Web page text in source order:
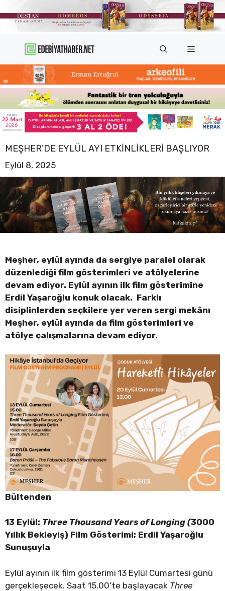
atla
Menü
MEŞHER’DE EYLÜL AYI ETKINLIKLERI BAŞLIYOR
Eylül 8, 2025
Meşher, eylül ayında da sergiye paralel olarak
düzenlediği film gösterimleri ve atölyelerine
devam ediyor. Eylül ayının ilk film gösterimine
Erdil Yaşaroğlu konuk olacak. Farklı
disiplinlerden seçkilere yer veren sergi mekânı
Meşher, eylül ayında da film gösterimleri ve
atölye çalışmalarına devam ediyor.
Bültenden
13 Eylül: Three Thousand Years of Longing (3000
Yıllık Bekleyiş) Film Gösterimi; Erdil Yaşaroğlu
Sunuşuyla
Eylül ayının ilk film gösterimi 13 Eylül Cumartesi günü
gerçekleşecek. Saat 15.00’te başlayacak Three